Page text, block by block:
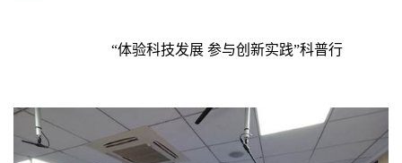
“体验科技发展 参与创新实践”科普行